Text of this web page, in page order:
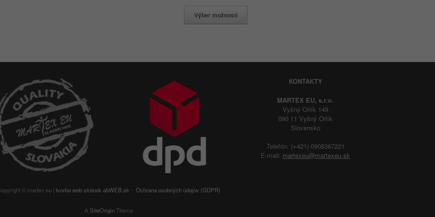
Výber možností
KONTAKTY
MARTEX EU, s.r.o.
Vyšný Orlík 149
090 11 Vyšný Orlík
Slovensko
Telefón: (+421) 0908367221
E-mail: martexeu@martexeu.sk
© martex.eu | tvorba web stránokabWEB.sk Ochrana osobných údajov (GDPR)
A SiteOriginTheme